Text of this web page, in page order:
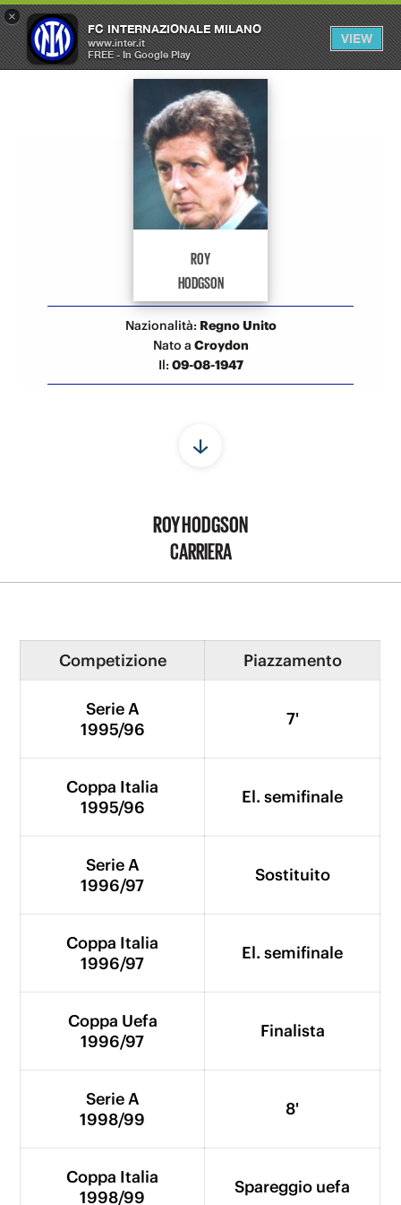
×
FC INTERNAZIONALE MILANO
www.inter.it
FREE - In Google Play
VIEW
OPEN
MENU
Allenatori Inter
ROY
HODGSON
Nazionalità: Regno Unito
Nato a Croydon
Il: 09-08-1947
ROY HODGSON
CARRIERA
Competizione Piazzamento
Serie A
1995/96
7'
Coppa Italia
1995/96
El. semifinale
Serie A
1996/97
Sostituito
Coppa Italia
1996/97
El. semifinale
Coppa Uefa
1996/97
Finalista
Serie A
1998/99
8'
Coppa Italia
1998/99
Spareggio uefa